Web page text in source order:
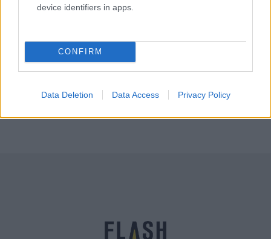
device identifiers in apps.
CONFIRM
Data Deletion Data Access Privacy Policy